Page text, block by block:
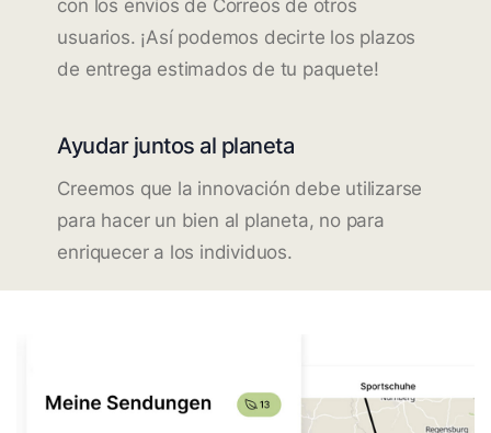
con los envíos de Correos de otros
usuarios. ¡Así podemos decirte los plazos
de entrega estimados de tu paquete!
Ayudar juntos al planeta
Creemos que la innovación debe utilizarse
para hacer un bien al planeta, no para
enriquecer a los individuos.